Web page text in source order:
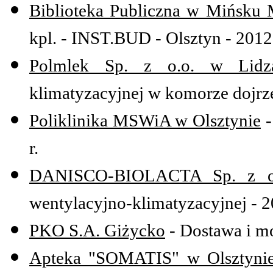
Biblioteka Publiczna w Mińsku
kpl. - INST.BUD - Olsztyn -
Polmlek Sp. z o.o. w
klimatyzacyjnej w komorze
Poliklinika MSWiA w Olsztynie
r.
DANISCO-BIOLACTA Sp. z
wentylacyjno-klimatyzacyjnej -
PKO S.A. Giżycko - Dostawa i
Apteka "SOMATIS" w